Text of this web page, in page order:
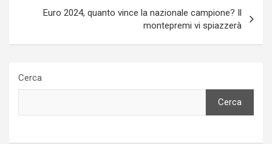
Euro 2024, quanto vince la nazionale campione? Il
montepremi vi spiazzerà
Cerca
Cerca